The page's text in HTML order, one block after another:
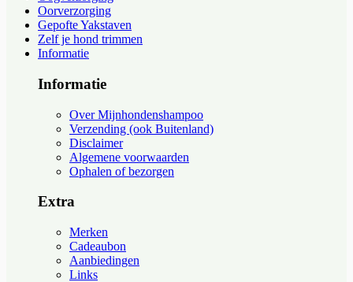
Oorverzorging
Gepofte Yakstaven
Zelf je hond trimmen
Informatie
Informatie
Over Mijnhondenshampoo
Verzending (ook Buitenland)
Disclaimer
Algemene voorwaarden
Ophalen of bezorgen
Extra
Merken
Cadeaubon
Aanbiedingen
Links